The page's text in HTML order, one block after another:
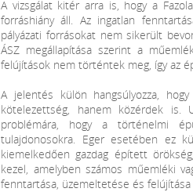
A vizsgálat kitér arra is, hogy a
forráshiány áll. Az ingatlan
pályázati forrásokat nem sikerült
ÁSZ megállapítása szerint a
felújítások nem történtek meg, így az
A jelentés külön hangsúlyozza,
kötelezettség, hanem közérdek is.
problémára, hogy a történelmi
tulajdonosokra. Eger esetében ez
kiemelkedően gazdag épített
kezel, amelyben számos műemléki
fenntartása, üzemeltetése és